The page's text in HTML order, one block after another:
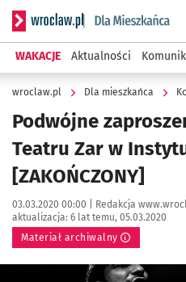
Serwis informacyjny
WAKACJE Aktualności
wroclaw.pl Dla mieszkańca
Podwójne
Teatru Zar w
[ZAKOŃCZONY]
Data publikacji:
03.03.2020 00:00 | Autor:
Redakcja
aktualizacja: 6 lat temu, 05.03.2020
Materiał archiwalny
Kliknij, aby powiększyć